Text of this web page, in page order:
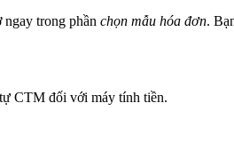
ngay trong phần chọn mẫu hóa đơn.
CTM đối với máy tính tiền.